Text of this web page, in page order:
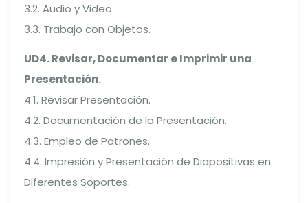
3.2. Audio y Video.
3.3. Trabajo con Objetos.
UD4. Revisar, Documentar e Imprimir una
Presentación.
4.1. Revisar Presentación.
4.2. Documentación de la Presentación.
4.3. Empleo de Patrones.
4.4. Impresión y Presentación de Diapositivas en
Diferentes Soportes.